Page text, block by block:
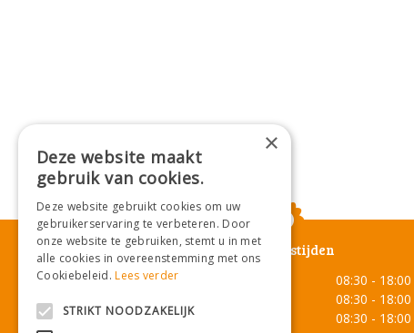
Openingstijden
Maandag
08:30 - 18:00
08:30 - 18:00
Woensdag
08:30 - 18:00
×
Deze website maakt
gebruik van cookies.
Deze website gebruikt cookies om uw
gebruikerservaring te verbeteren. Door
onze website te gebruiken, stemt u in met
alle cookies in overeenstemming met ons
Cookiebeleid.Lees verder
STRIKT NOODZAKELIJK